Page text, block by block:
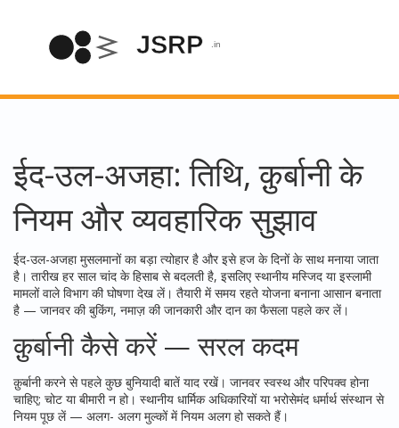
ईद-उल-अजहा: तिथि, क़ुर्बानी के
नियम और व्यवहारिक सुझाव
ईद-उल-अजहा मुसलमानों का बड़ा त्योहार है और इसे हज के दिनों के साथ मनाया जाता
है। तारीख हर साल चांद के हिसाब से बदलती है, इसलिए स्थानीय मस्जिद या इस्लामी
मामलों वाले विभाग की घोषणा देख लें। तैयारी में समय रहते योजना बनाना आसान बनाता
है — जानवर की बुकिंग, नमाज़ की जानकारी और दान का फैसला पहले कर लें।
क़ुर्बानी कैसे करें — सरल कदम
क़ुर्बानी करने से पहले कुछ बुनियादी बातें याद रखें। जानवर स्वस्थ और परिपक्व होना
चाहिए; चोट या बीमारी न हो। स्थानीय धार्मिक अधिकारियों या भरोसेमंद धर्मार्थ संस्थान से
नियम पूछ लें — अलग- अलग मुल्कों में नियम अलग हो सकते हैं।